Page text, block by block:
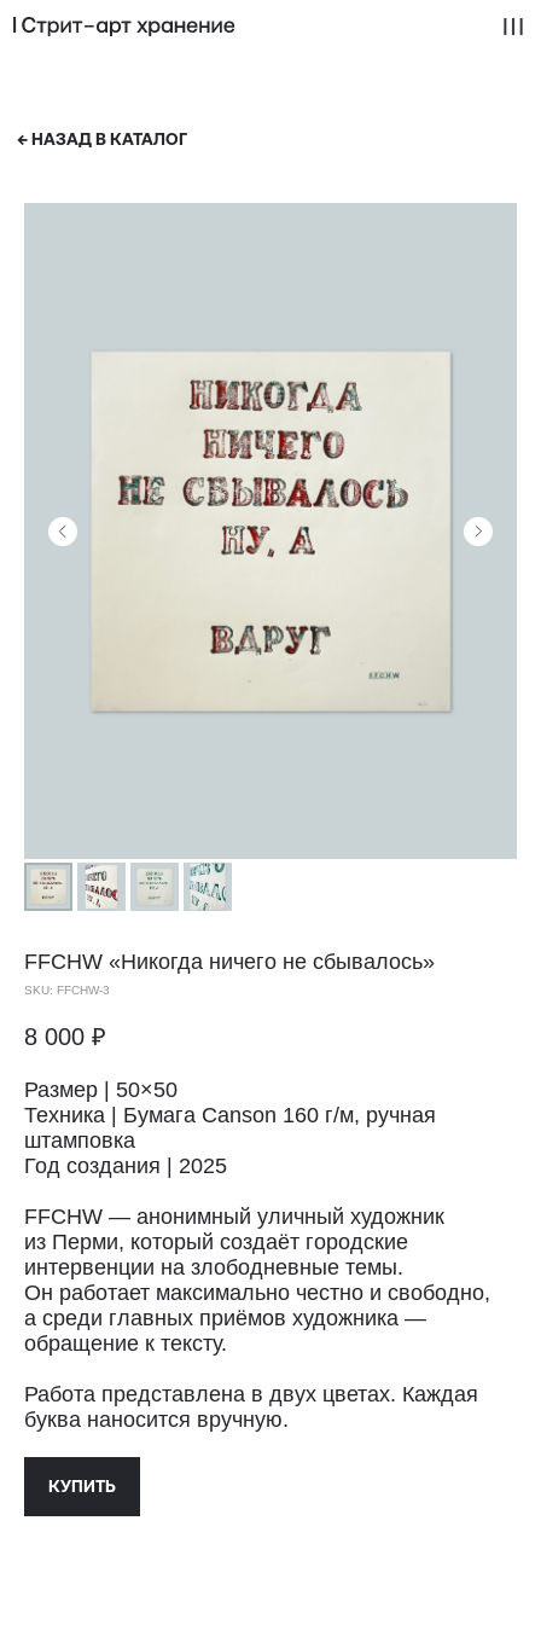
FFCHW «Никогда ничего не сбывалось»
SKU: FFCHW-3
8 000 ₽
Размер | 50×50
Техника | Бумага Canson 160 г/м, ручная
штамповка
Год создания | 2025
FFCHW — анонимный уличный художник
из Перми, который создаёт городские
интервенции на злободневные темы.
Он работает максимально честно и свободно,
а среди главных приёмов художника —
обращение к тексту.
Работа представлена в двух цветах. Каждая
буква наносится вручную.
КУПИТЬ
Доставка осуществляется курьерской
службой СДЭК за счёт покупателя.
Сроки доставки: 2−3 дня по Санкт-
Петербургу и 3−8 дней по России.
Самовывоз из магазина в Санкт-
по предварительной договорённости
+7 (921) 433-35-93
ПОЛИТИКА КОНФИДЕНЦИАЛЬНОСТИ↗
ПУБЛИЧНАЯ ОФЕРТА↗
Доставка